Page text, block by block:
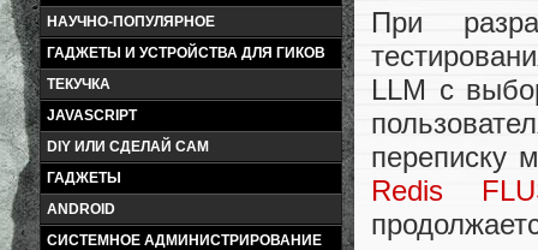
НАУЧНО-ПОПУЛЯРНОЕ
ГАДЖЕТЫ И УСТРОЙСТВА ДЛЯ ГИКОВ
ТЕКУЧКА
JAVASCRIPT
DIY ИЛИ СДЕЛАЙ САМ
ГАДЖЕТЫ
ANDROID
СИСТЕМНОЕ АДМИНИСТРИРОВАНИЕ
При
LLM с
переписку
Redis